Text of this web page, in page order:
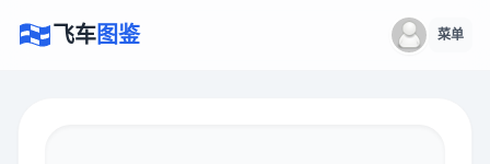
飞车图鉴 菜单